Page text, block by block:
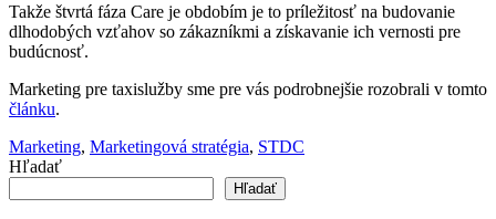
Takže štvrtá fáza Care je obdobím je to príležitosť na budovanie
dlhodobých vzťahov so zákazníkmi a získavanie ich vernosti pre
budúcnosť.
Marketing pre taxislužby sme pre vás podrobnejšie rozobrali v tomto
článku.
Marketing, Marketingová stratégia, STDC
Hľadať
Hľadať